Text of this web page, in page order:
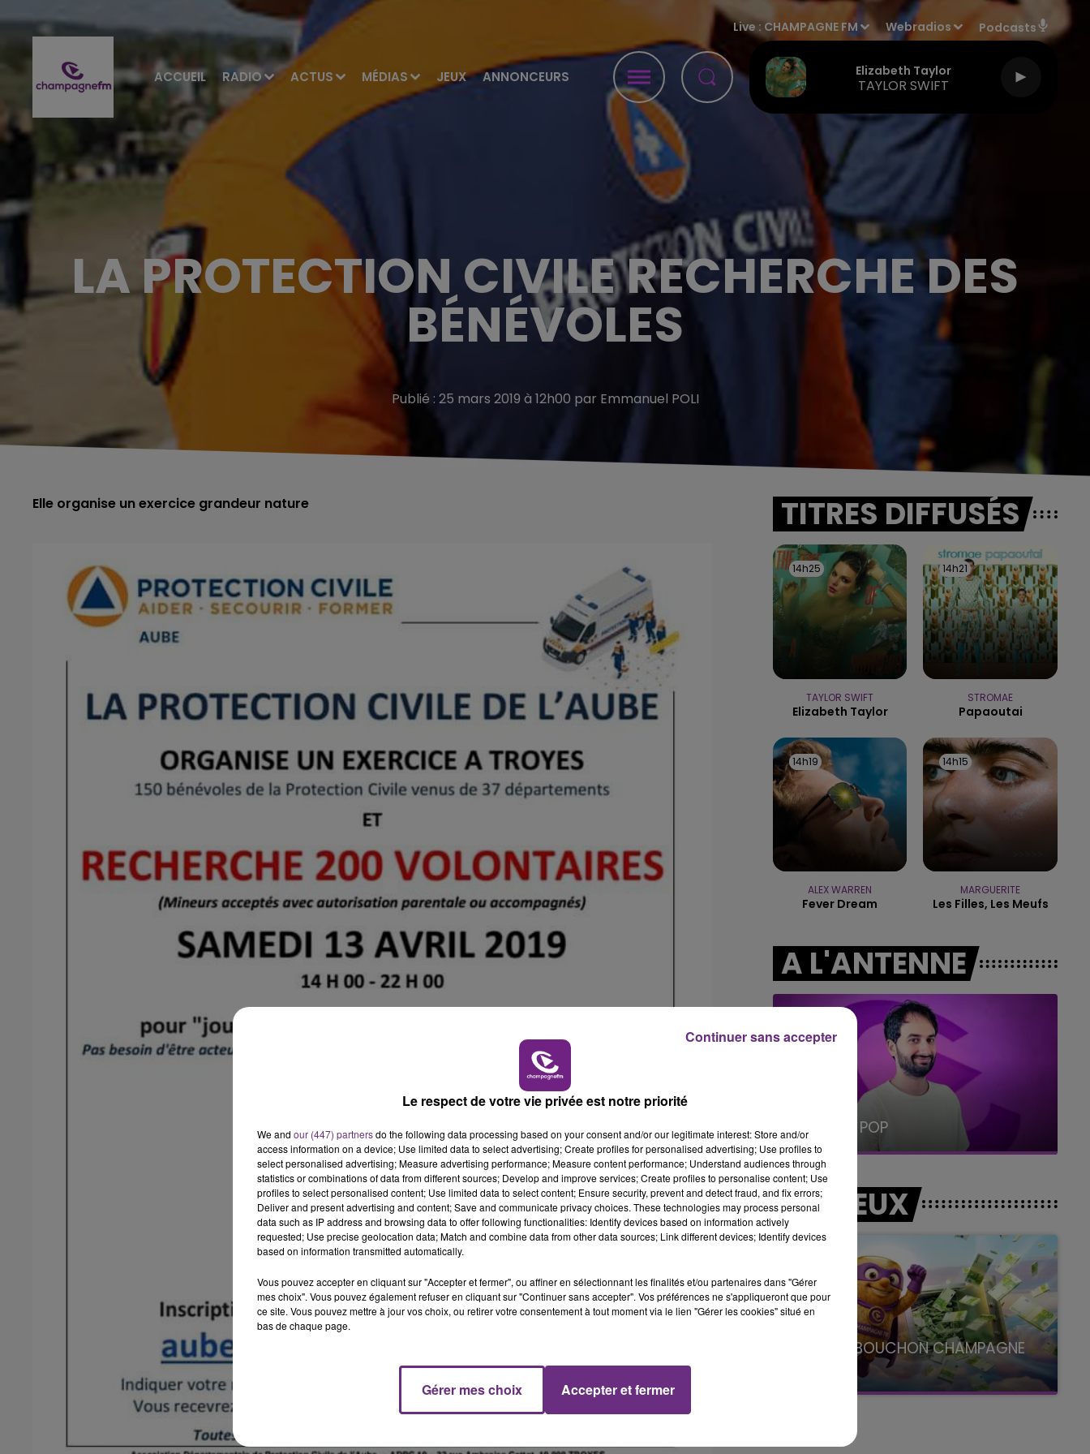
ACCUEIL RADIO ACTUS MÉDIAS JEUX ANNONCEURS
Live : CHAMPAGNE FM Webradios Podcasts
Elizabeth Taylor
TAYLOR SWIFT
LE CLUB CHAMPAGNE FM LA POP MACHINE - CHAMPAGNE FM
19h15 - 20h00
LA RADIO POP
LA PROTECTION CIVILE RECHERCHE DES
BÉNÉVOLES
Publié : 25 mars 2019 à 12h00 par Emmanuel POLI
Elle organise un exercice grandeur nature TITRES DIFFUSÉS
14h25
14h25
TAYLOR SWIFT
Elizabeth Taylor
14h21
14h21
STROMAE
Papaoutai
14h19
14h19
ALEX WARREN
Fever Dream
14h15
14h15
MARGUERITE
Les Filles, Les Meufs
A L'ANTENNE
LA POP MACHINE - CHAMPAGNE FM
19h15 - 20h00
LA RADIO POP
LE BEST OF DE LA FAMILLE
CHAMPAGNE FM
LES JEUX
LE SUPER BOUCHON CHAMPAGNE
avec La Famille Champagne FM, à 8H10
Le respect de votre vie privée est notre priorité
We and our (447) partnersdo the following data processing based on your consent and/or our legitimate interest: Store and/or
access information on a device; Use limited data to select advertising; Create profiles for personalised advertising; Use profiles to
select personalised advertising; Measure advertising performance; Measure content performance; Understand audiences through
statistics or combinations of data from different sources; Develop and improve services; Create profiles to personalise content; Use
profiles to select personalised content; Use limited data to select content; Ensure security, prevent and detect fraud, and fix errors;
Deliver and present advertising and content; Save and communicate privacy choices. These technologies may process personal
data such as IP address and browsing data to offer following functionalities: Identify devices based on information actively
requested; Use precise geolocation data; Match and combine data from other data sources; Link different devices; Identify devices
based on information transmitted automatically.
Vous pouvez accepter en cliquant sur "Accepter et fermer", ou affiner en sélectionnant les finalités et/ou partenaires dans "Gérer
mes choix". Vous pouvez également refuser en cliquant sur "Continuer sans accepter". Vos préférences ne s'appliqueront que pour
ce site. Vous pouvez mettre à jour vos choix, ou retirer votre consentement à tout moment via le lien "Gérer les cookies" situé en
bas de chaque page.
Gérer mes choix Accepter et fermer
Continuer sans accepter